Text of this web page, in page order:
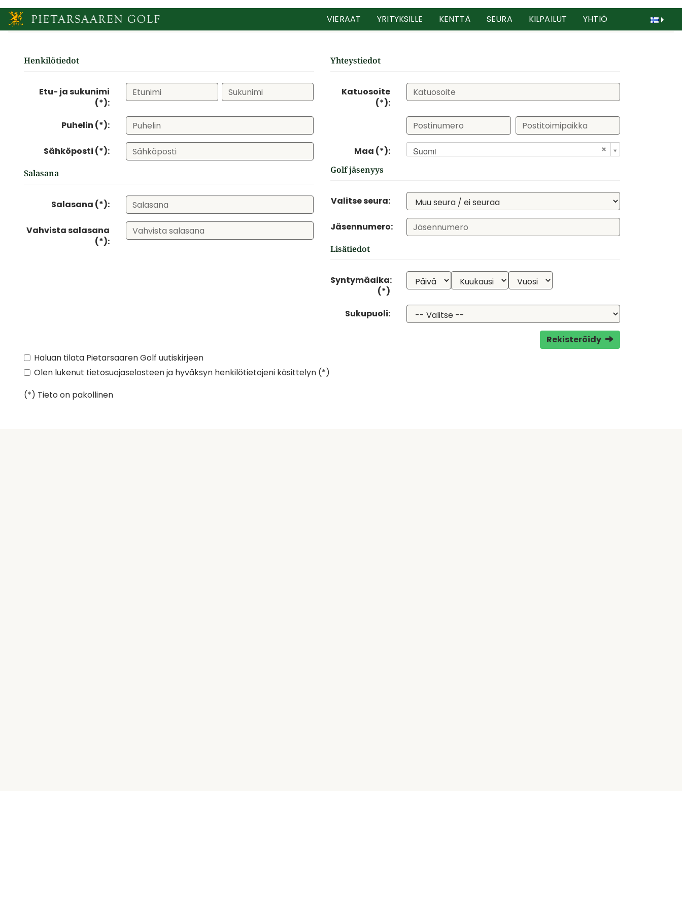
VIERAAT YRITYKSILLE KENTTÄ SEURA KILPAILUT YHTIÖ
Henkilötiedot
Etu- ja sukunimi
(*):
Puhelin (*):
Sähköposti (*):
Salasana
Salasana (*):
Vahvista salasana
(*):
Yhteystiedot
Katuosoite
(*):
Maa (*): Suomi
Golf jäsenyys
Valitse seura:
Jäsennumero:
Lisätiedot
Syntymäaika:
(*)
Sukupuoli:
Rekisteröidy
Haluan tilata Pietarsaaren Golf uutiskirjeen
Olen lukenut tietosuojaselosteenja hyväksyn henkilötietojeni käsittelyn (*)
(*) Tieto on pakollinen